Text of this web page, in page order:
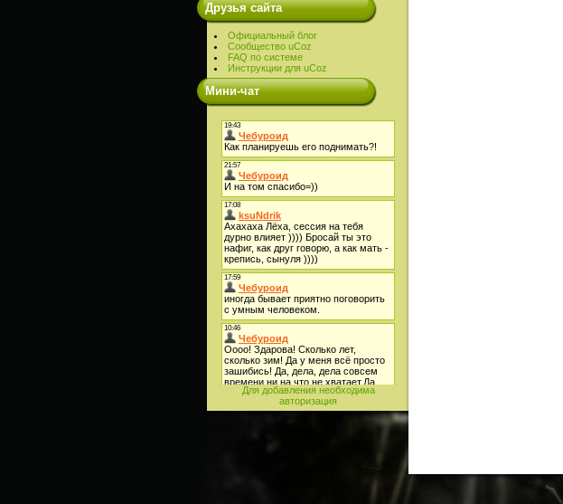
Друзья сайта
Официальный блог
Сообщество uCoz
FAQ по системе
Инструкции для uCoz
Мини-чат
Для добавления необходима
авторизация